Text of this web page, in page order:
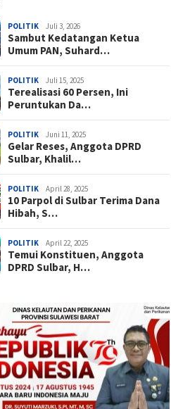
POLITIK Juli 3, 2026
Sambut Kedatangan Ketua
Umum PAN, Suhard…
POLITIK Juli 15, 2025
Terealisasi 60 Persen, Ini
Peruntukan Da…
POLITIK Juni 11, 2025
Gelar Reses, Anggota DPRD
Sulbar, Khalil…
POLITIK April 28, 2025
10 Parpol di Sulbar Terima Dana
Hibah, S…
POLITIK April 22, 2025
Temui Konstituen, Anggota
DPRD Sulbar, H…